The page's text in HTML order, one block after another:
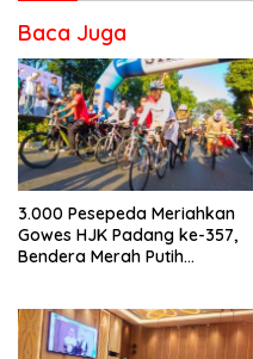
Baca Juga
3.000 Pesepeda Meriahkan
Gowes HJK Padang ke-357,
Bendera Merah Putih